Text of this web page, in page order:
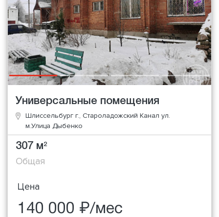
Универсальные помещения
Шлиссельбург г., Староладожский Канал ул.
м.Улица Дыбенко
307 м2
Общая
Цена
140 000 ₽/мес